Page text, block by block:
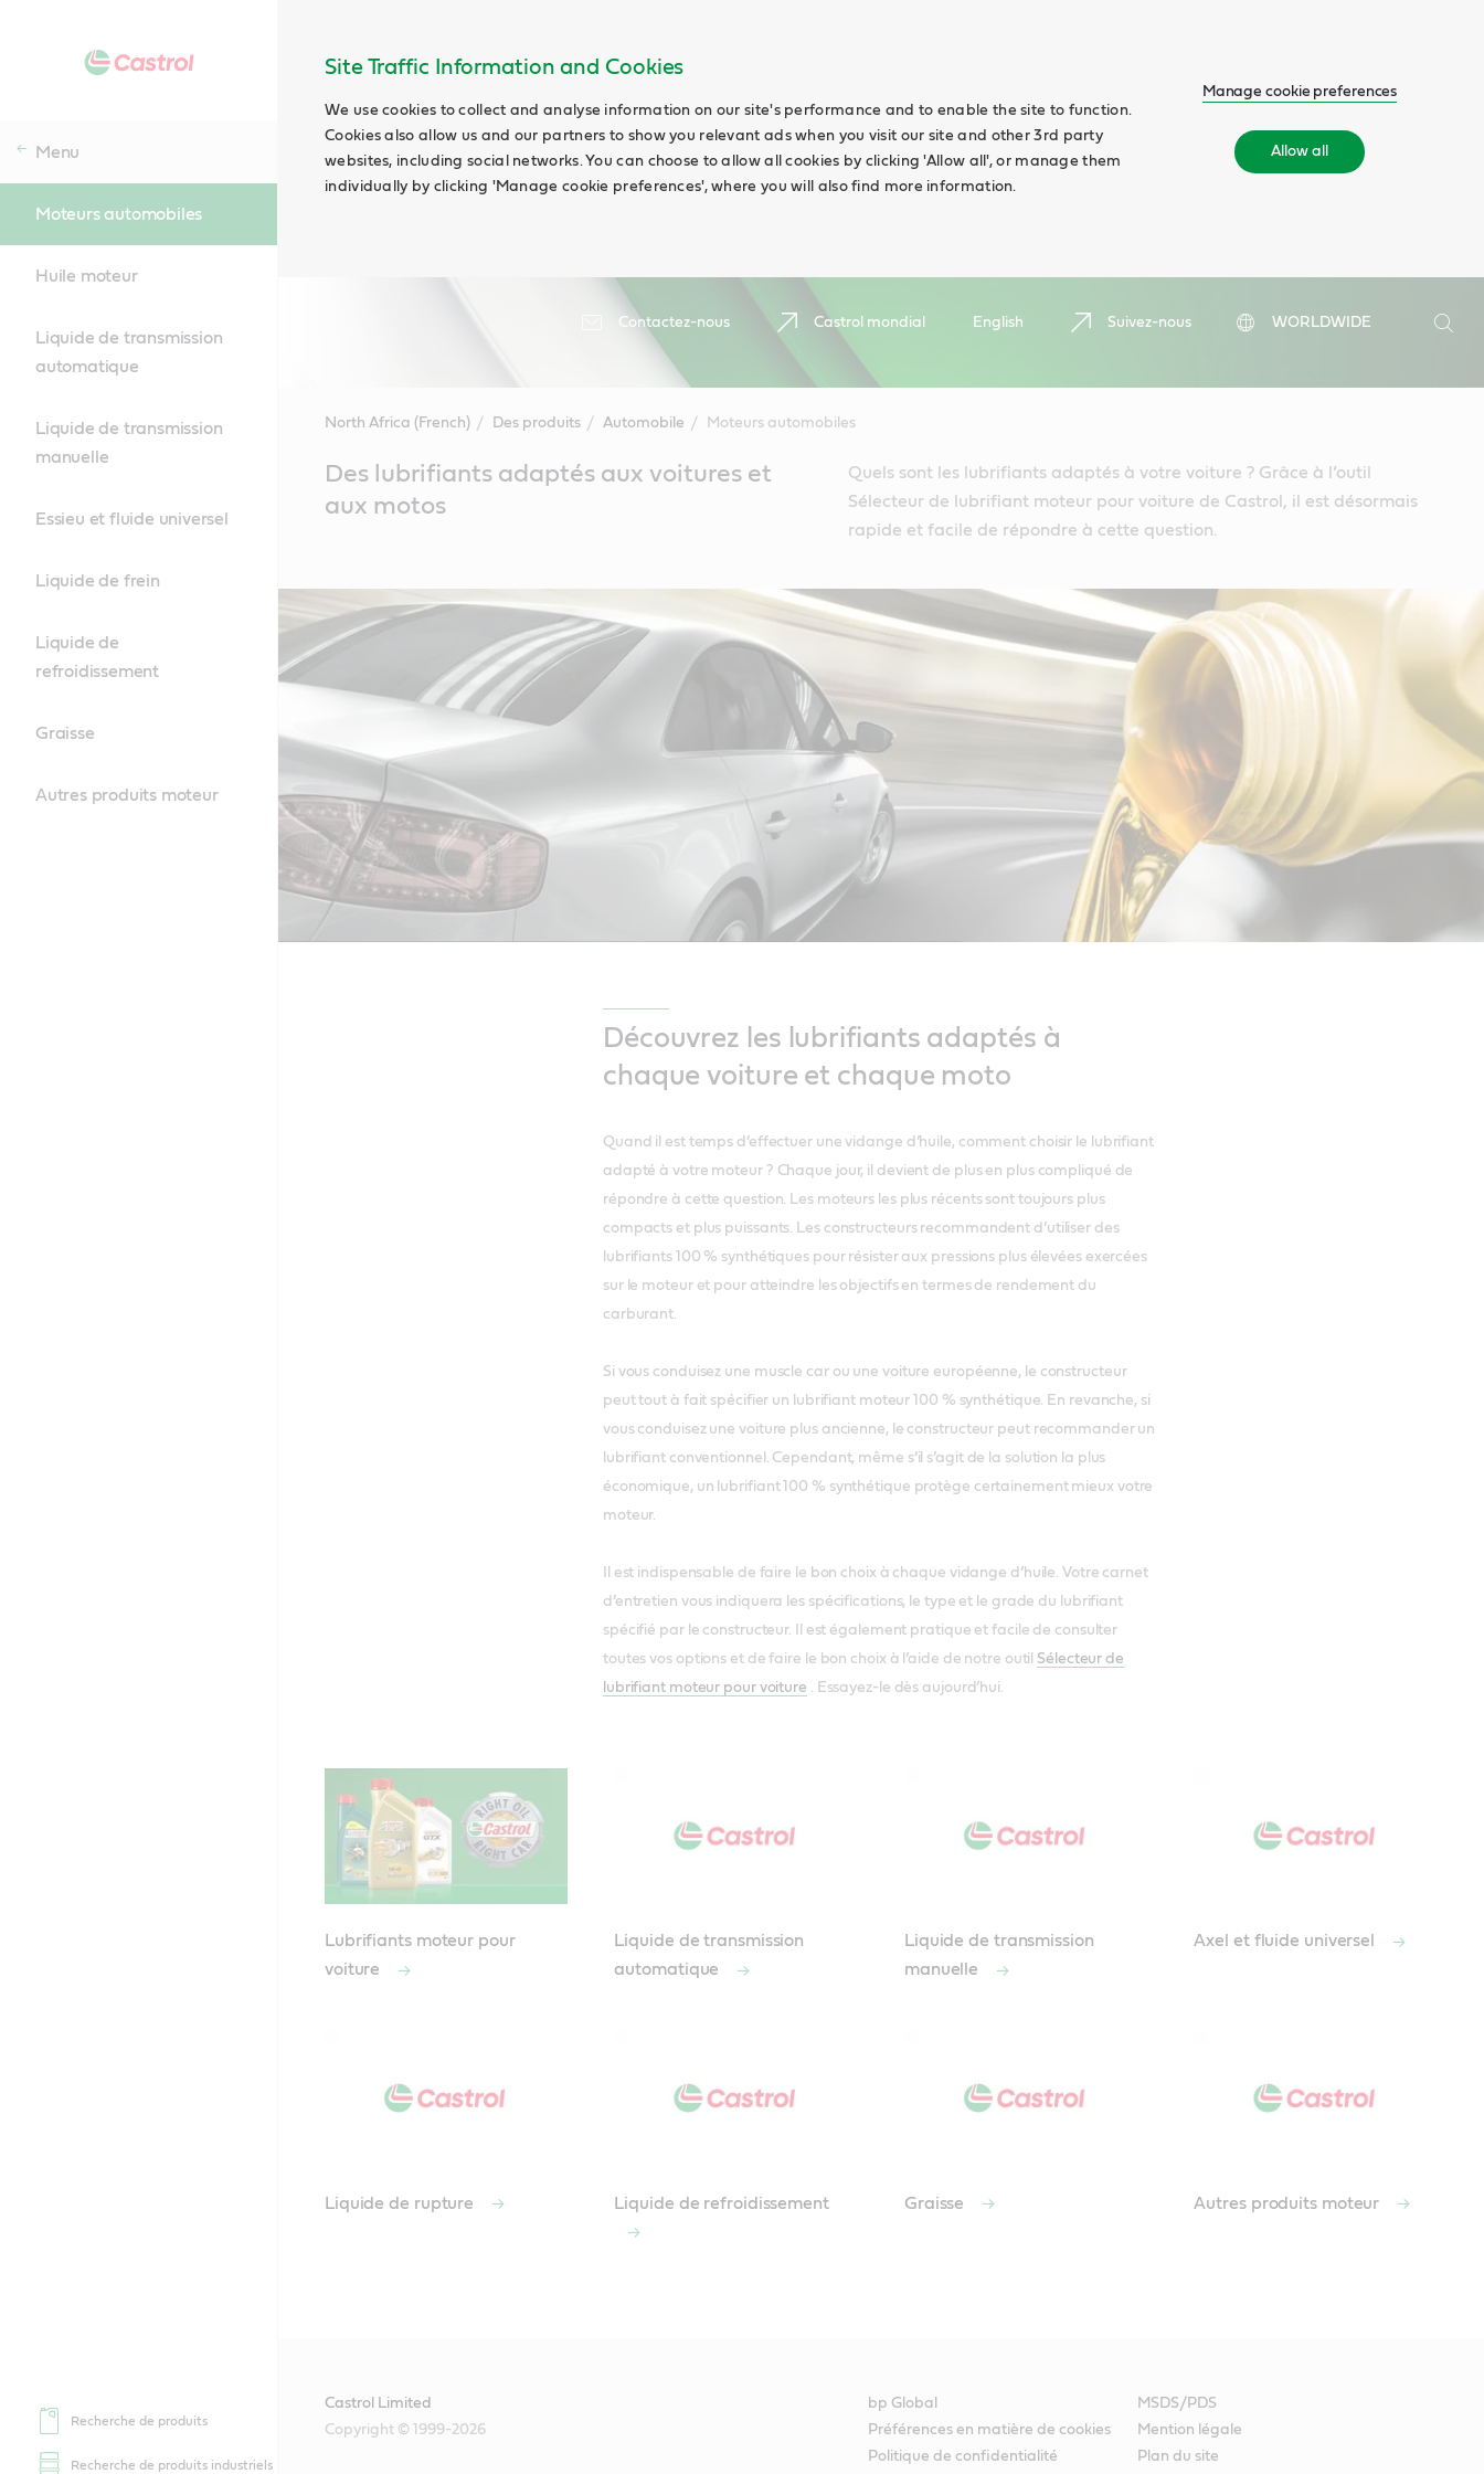
Site Traffic Information and Cookies
We use cookies to collect and analyse information on our site's performance and to enable the site to function.
Cookies also allow us and our partners to show you relevant ads when you visit our site and other 3rd party
websites, including social networks. You can choose to allow all cookies by clicking 'Allow all', or manage them
individually by clicking 'Manage cookie preferences', where you will also find more information.
Manage cookie preferences
Allow all
Contactez-nous Castrol mondial English Suivez-nous
WORLDWIDE
Search
Menu
Moteurs automobiles
Huile moteur
Liquide de transmission
automatique
Liquide de transmission
manuelle
Essieu et fluide universel
Liquide de frein
Liquide de
refroidissement
Graisse
Autres produits moteur
Recherche de produits
Recherche de produits industriels
North Africa (French) Des produits Automobile Moteurs automobiles
ContentDes lubrifiants adaptés aux voitures et
aux motos
Quels sont les lubrifiants adaptés à votre voiture ? Grâce à l’outil
Sélecteur de lubrifiant moteur pour voiture de Castrol, il est désormais
rapide et facile de répondre à cette question.
Découvrez les lubrifiants adaptés à
chaque voiture et chaque moto
Quand il est temps d’effectuer une vidange d’huile, comment choisir le lubrifiant
adapté à votre moteur ? Chaque jour, il devient de plus en plus compliqué de
répondre à cette question. Les moteurs les plus récents sont toujours plus
compacts et plus puissants. Les constructeurs recommandent d’utiliser des
lubrifiants 100 % synthétiques pour résister aux pressions plus élevées exercées
sur le moteur et pour atteindre les objectifs en termes de rendement du
carburant.
Si vous conduisez une muscle car ou une voiture européenne, le constructeur
peut tout à fait spécifier un lubrifiant moteur 100 % synthétique. En revanche, si
vous conduisez une voiture plus ancienne, le constructeur peut recommander un
lubrifiant conventionnel. Cependant, même s’il s’agit de la solution la plus
économique, un lubrifiant 100 % synthétique protège certainement mieux votre
moteur.
Il est indispensable de faire le bon choix à chaque vidange d’huile. Votre carnet
d’entretien vous indiquera les spécifications, le type et le grade du lubrifiant
spécifié par le constructeur. Il est également pratique et facile de consulter
toutes vos options et de faire le bon choix à l’aide de notre outil Sélecteur de
lubrifiant moteur pour voiture
. Essayez-le dès aujourd’hui.
Lubrifiants moteur pour
voiture
Liquide de transmission
automatique
Liquide de transmission
manuelle
Axel et fluide universel
Liquide de rupture Liquide de refroidissement Graisse Autres produits moteur
Castrol Limited
Copyright © 1999-2026
bp Global
MSDS/PDS
Préférences en matière de cookies
Mention légale
Politique de confidentialité
Plan du site